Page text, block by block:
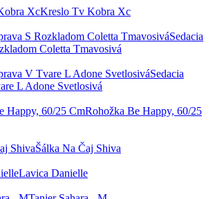
Kreslo Tv Kobra Xc
Sedacia
Coletta Tmavosivá
Sedacia
L Adone Svetlosivá
Rohožka Be Happy, 60/25
Šálka Na Čaj Shiva
Lavica Danielle